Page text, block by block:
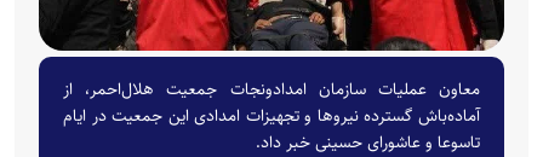
معاون عملیات سازمان امدادونجات جمعیت هلال‌احمر، از
آماده‌باش گسترده نیروها و تجهیزات امدادی این جمعیت در ایام
تاسوعا و عاشورای حسینی خبر داد.